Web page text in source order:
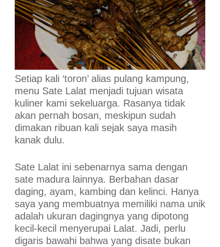
Setiap kali ‘toron’ alias pulang kampung,
menu Sate Lalat menjadi tujuan wisata
kuliner kami sekeluarga. Rasanya tidak
akan pernah bosan, meskipun sudah
dimakan ribuan kali sejak saya masih
kanak dulu.
Sate Lalat ini sebenarnya sama dengan
sate madura lainnya. Berbahan dasar
daging, ayam, kambing dan kelinci. Hanya
saya yang membuatnya memiliki nama unik
adalah ukuran dagingnya yang dipotong
kecil-kecil menyerupai Lalat. Jadi, perlu
digaris bawahi bahwa yang disate bukan